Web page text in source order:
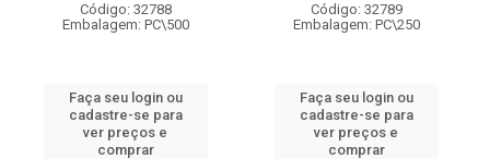
Código: 32788
Embalagem: PC\500
Faça seu login ou
cadastre-se para
ver preços e
comprar
Código: 32789
Embalagem: PC\250
Faça seu login ou
cadastre-se para
ver preços e
comprar